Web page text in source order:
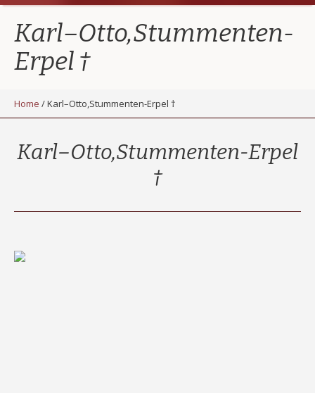
Karl–Otto,Stummenten-
Erpel †
Home /Karl–Otto,Stummenten-Erpel †
Karl–Otto,Stummenten-Erpel
†